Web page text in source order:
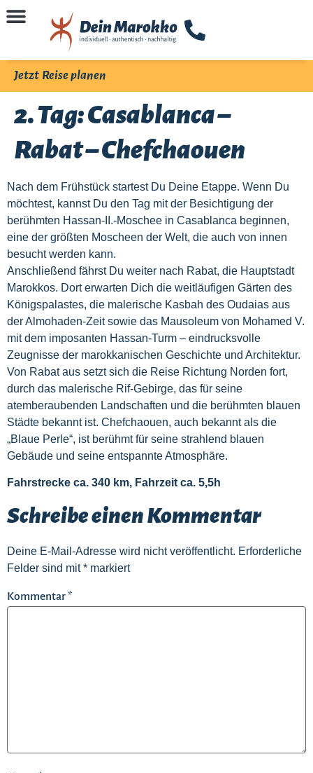
Jetzt Reise planen
2. Tag: Casablanca –
Rabat – Chefchaouen
Nach dem Frühstück startest Du Deine Etappe. Wenn Du
möchtest, kannst Du den Tag mit der Besichtigung der
berühmten Hassan-II.-Moschee in Casablanca beginnen,
eine der größten Moscheen der Welt, die auch von innen
besucht werden kann.
Anschließend fährst Du weiter nach Rabat, die Hauptstadt
Marokkos. Dort erwarten Dich die weitläufigen Gärten des
Königspalastes, die malerische Kasbah des Oudaias aus
der Almohaden-Zeit sowie das Mausoleum von Mohamed V.
mit dem imposanten Hassan-Turm – eindrucksvolle
Zeugnisse der marokkanischen Geschichte und Architektur.
Von Rabat aus setzt sich die Reise Richtung Norden fort,
durch das malerische Rif-Gebirge, das für seine
atemberaubenden Landschaften und die berühmten blauen
Städte bekannt ist. Chefchaouen, auch bekannt als die
„Blaue Perle“, ist berühmt für seine strahlend blauen
Gebäude und seine entspannte Atmosphäre.
Fahrstrecke ca. 340 km, Fahrzeit ca. 5,5h
Schreibe einen Kommentar
Deine E-Mail-Adresse wird nicht veröffentlicht. Erforderliche
Felder sind mit* markiert
Kommentar*